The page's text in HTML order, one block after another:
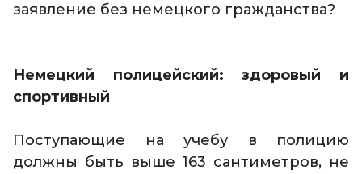
заявление без немецкого гражданства?
Немецкий полицейский: здоровый и
спортивный
Поступающие на учебу в полицию
должны быть выше 163 сантиметров, не